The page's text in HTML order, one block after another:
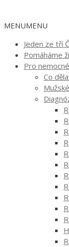
MENUMENU
Jeden ze tří
Pomáháme
Pro
Co